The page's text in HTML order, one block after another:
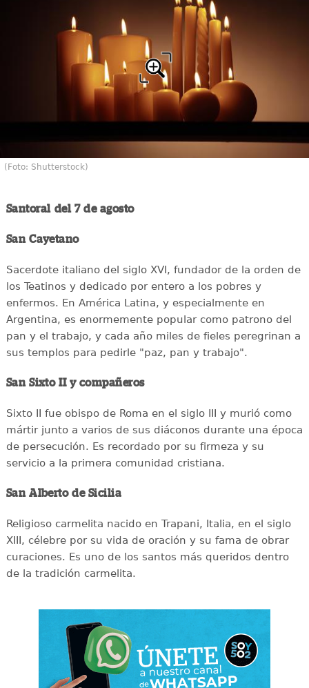
(Foto: Shutterstock)
Santoral del 7 de agosto
San Cayetano
Sacerdote italiano del siglo XVI, fundador de la orden de
los Teatinos y dedicado por entero a los pobres y
enfermos. En América Latina, y especialmente en
Argentina, es enormemente popular como patrono del
pan y el trabajo, y cada año miles de fieles peregrinan a
sus templos para pedirle "paz, pan y trabajo".
San Sixto II y compañeros
Sixto II fue obispo de Roma en el siglo III y murió como
mártir junto a varios de sus diáconos durante una época
de persecución. Es recordado por su firmeza y su
servicio a la primera comunidad cristiana.
San Alberto de Sicilia
Religioso carmelita nacido en Trapani, Italia, en el siglo
XIII, célebre por su vida de oración y su fama de obrar
curaciones. Es uno de los santos más queridos dentro
de la tradición carmelita.